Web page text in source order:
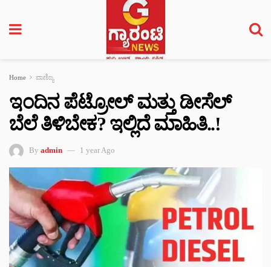
Home ವಾಣಿಜ್ಯ
ಇಂದಿನ ಪೆಟ್ರೋಲ್ ಮತ್ತು ಡೀಸೆಲ್
ಬೆಲೆ ತಿಳಿಬೇಕ? ಇಲ್ಲಿದೆ ಮಾಹಿತಿ..!
By admin 1 year Ago